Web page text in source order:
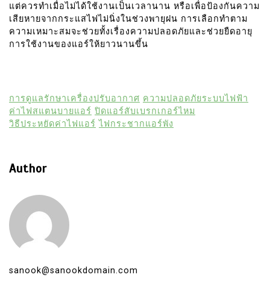
แต่ควรทำเมื่อไม่ได้ใช้งานเป็นเวลานาน หรือเพื่อป้องกันความ
เสียหายจากกระแสไฟไม่นิ่งในช่วงพายุฝน การเลือกทำตาม
ความเหมาะสมจะช่วยทั้งเรื่องความปลอดภัยและช่วยยืดอายุ
การใช้งานของแอร์ให้ยาวนานขึ้น
การดูแลรักษาเครื่องปรับอากาศ ความปลอดภัยระบบไฟฟ้า
ค่าไฟสแตนบายแอร์ ปิดแอร์สับเบรกเกอร์ไหม
วิธีประหยัดค่าไฟแอร์ ไฟกระชากแอร์พัง
Author
sanook@sanookdomain.com